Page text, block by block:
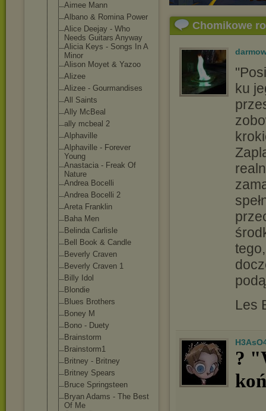
Aimee Mann
Albano & Romina Power
Alice Deejay - Who
Needs Guitars Anyway
Alicia Keys - Songs In A
Minor
Alison Moyet & Yazoo
Alizee
Alizee - Gourmandises
All Saints
Ally McBeal
ally mcbeal 2
Alphaville
Alphaville - Forever
Young
Anastacia - Freak Of
Nature
Andrea Bocelli
Andrea Bocelli 2
Areta Franklin
Baha Men
Belinda Carlisle
Bell Book & Candle
Beverly Craven
Beverly Craven 1
Billy Idol
Blondie
Blues Brothers
Boney M
Bono - Duety
Brainstorm
Brainstorm1
Britney - Britney
Britney Spears
Bruce Springsteen
Bryan Adams - The Best
Of Me
Chomikowe
ku
Les
?